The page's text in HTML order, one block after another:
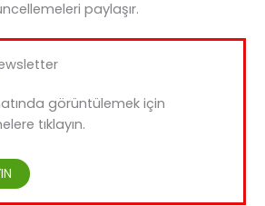
paylaşır.
görüntülemek için
tıklayın.